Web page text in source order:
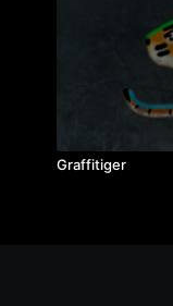
Graffitiger